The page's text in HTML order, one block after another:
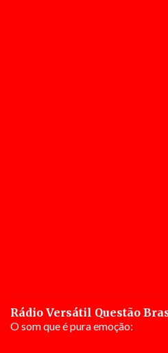
Rádio Versátil Questão
O som que é pura emoção: